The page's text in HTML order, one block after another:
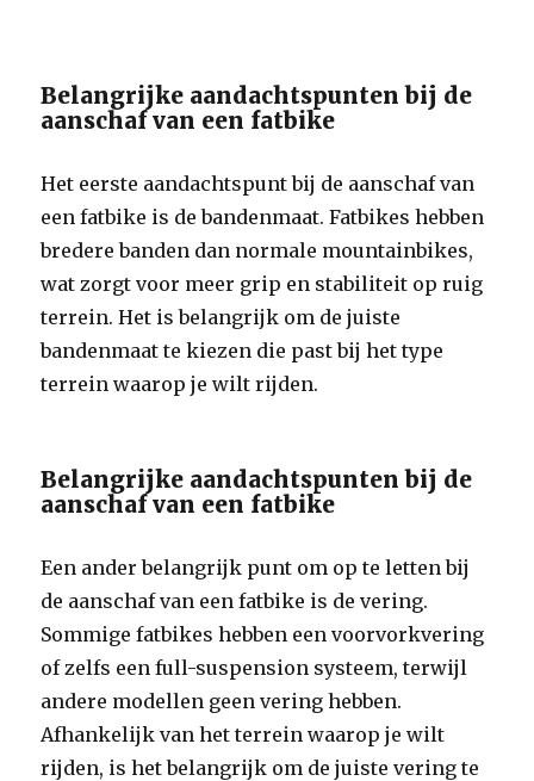
Belangrijke aandachtspunten bij de
aanschaf van een fatbike
Het eerste aandachtspunt bij de aanschaf van
een fatbike is de bandenmaat. Fatbikes hebben
bredere banden dan normale mountainbikes,
wat zorgt voor meer grip en stabiliteit op ruig
terrein. Het is belangrijk om de juiste
bandenmaat te kiezen die past bij het type
terrein waarop je wilt rijden.
Belangrijke aandachtspunten bij de
aanschaf van een fatbike
Een ander belangrijk punt om op te letten bij
de aanschaf van een fatbike is de vering.
Sommige fatbikes hebben een voorvorkvering
of zelfs een full-suspension systeem, terwijl
andere modellen geen vering hebben.
Afhankelijk van het terrein waarop je wilt
rijden, is het belangrijk om de juiste vering te